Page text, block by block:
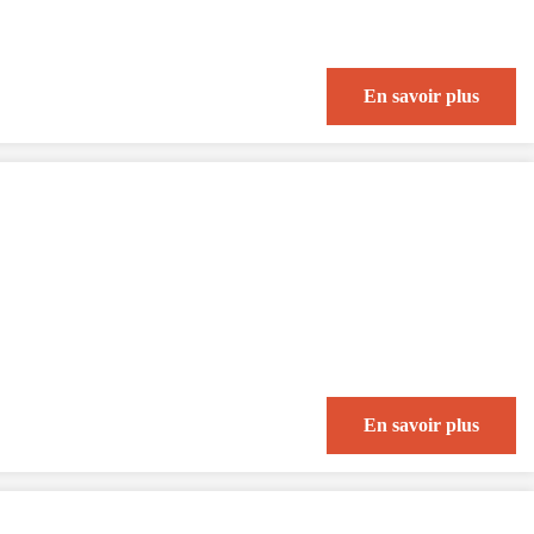
En savoir plus
En savoir plus